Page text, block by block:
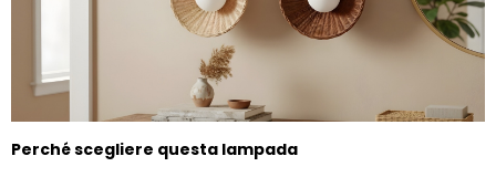
Perché scegliere questa lampada